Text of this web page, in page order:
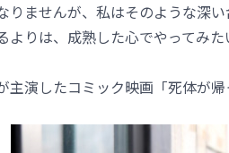
りませんが、私はそのような深
よりは、成熟した心でやってみた
主演したコミック映画「死体が